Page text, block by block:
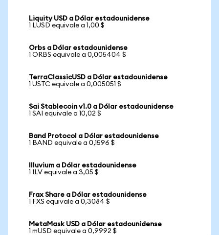
Liquity USD a Dólar estadounidense
1 LUSD equivale a 1,00 $
Orbs a Dólar estadounidense
1 ORBS equivale a 0,005404 $
TerraClassicUSD a Dólar estadounidense
1 USTC equivale a 0,005051 $
Sai Stablecoin v1.0 a Dólar estadounidense
1 SAI equivale a 10,02 $
Band Protocol a Dólar estadounidense
1 BAND equivale a 0,1596 $
Illuvium a Dólar estadounidense
1 ILV equivale a 3,05 $
Frax Share a Dólar estadounidense
1 FXS equivale a 0,3084 $
MetaMask USD a Dólar estadounidense
1 mUSD equivale a 0,9992 $